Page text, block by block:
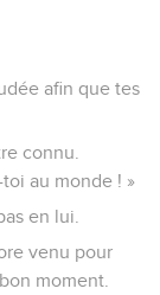
afin que tes
connu.
au monde ! »
en lui.
venu pour
moment.